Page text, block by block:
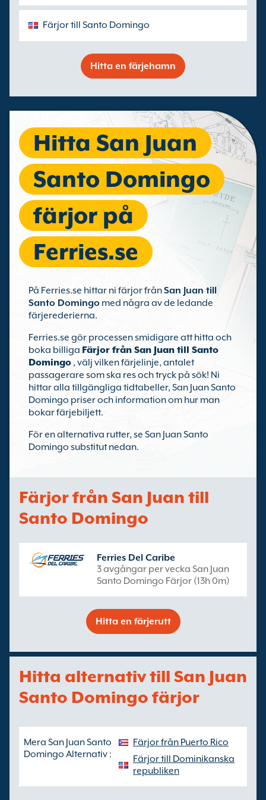
Färjor till Santo Domingo
Hitta en färjehamn
Hitta San Juan
Santo Domingo
färjor på
Ferries.se
På Ferries.se hittar ni färjor frånSan Juan till
Santo Domingo med några av de ledande
färjerederierna.
Ferries.se gör processen smidigare att hitta och
boka billiga Färjor från San Juan till Santo
Domingo , välj vilken färjelinje, antalet
passagerare som ska res och tryck på sök! Ni
hittar alla tillgängliga tidtabeller, San Juan Santo
Domingo priser och information om hur man
bokar färjebiljett.
För en alternativa rutter, se San Juan Santo
Domingo substitut nedan.
Färjor från San Juan till
Santo Domingo
Ferries Del Caribe
3 avgångar per vecka San Juan
Santo Domingo Färjor (13h 0m)
Hitta en färjerutt
Hitta alternativ till San Juan
Santo Domingo färjor
Mera San Juan Santo
Domingo Alternativ :
Färjor från Puerto Rico
Färjor till Dominikanska
republiken